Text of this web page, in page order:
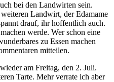
bei den Landwirten sein.
Landwirt, der Edamame
drauf, ihr hoffentlich auch.
werde. Wer schon eine
zu Essen machen
mitteilen.
am Freitag, den 2. Juli.
Tarte. Mehr verrate ich aber